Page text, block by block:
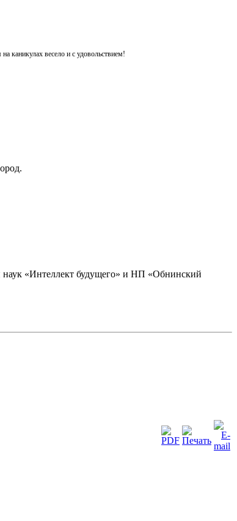
каникулах весело и с удовольствием!
«Интеллект будущего» и НП «Обнинский